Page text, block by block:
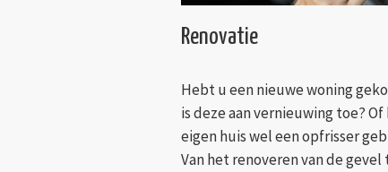
Renovatie
Hebt u een nieuwe woning
is deze aan vernieuwing toe? Of
eigen huis wel een opfrisser
Van het renoveren van de gevel